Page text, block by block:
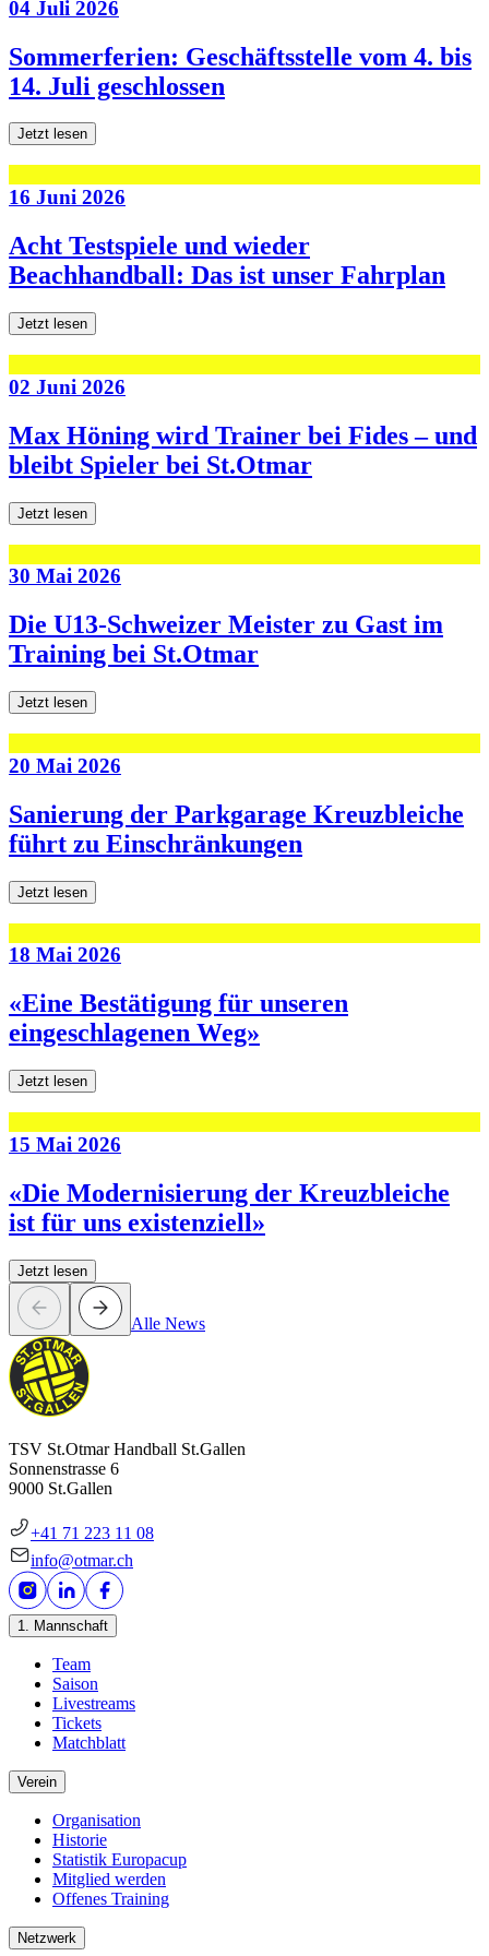
04 Juli 2026
Sommerferien: Geschäftsstelle vom 4. bis
14. Juli geschlossen
Jetzt lesen
16 Juni 2026
Acht Testspiele und wieder
Beachhandball: Das ist unser Fahrplan
Jetzt lesen
02 Juni 2026
Max Höning wird Trainer bei Fides – und
bleibt Spieler bei St.Otmar
Jetzt lesen
30 Mai 2026
Die U13-Schweizer Meister zu Gast im
Training bei St.Otmar
Jetzt lesen
20 Mai 2026
Sanierung der Parkgarage Kreuzbleiche
führt zu Einschränkungen
Jetzt lesen
18 Mai 2026
«Eine Bestätigung für unseren
eingeschlagenen Weg»
Jetzt lesen
15 Mai 2026
«Die Modernisierung der Kreuzbleiche
ist für uns existenziell»
Jetzt lesen
Alle News
TSV St.Otmar Handball St.Gallen
Sonnenstrasse 6
9000 St.Gallen
+41 71 223 11 08
info@otmar.ch
1. Mannschaft
Team
Saison
Livestreams
Tickets
Matchblatt
Verein
Organisation
Historie
Statistik Europacup
Mitglied werden
Offenes Training
Netzwerk